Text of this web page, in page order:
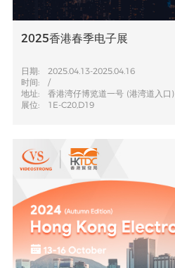
2025香港春季电子展
日期:
2025.04.13-2025.04.16
时间:
/
地址:
香港湾仔博览道一号 (港湾道入口)
展位:
1E-C20,D19